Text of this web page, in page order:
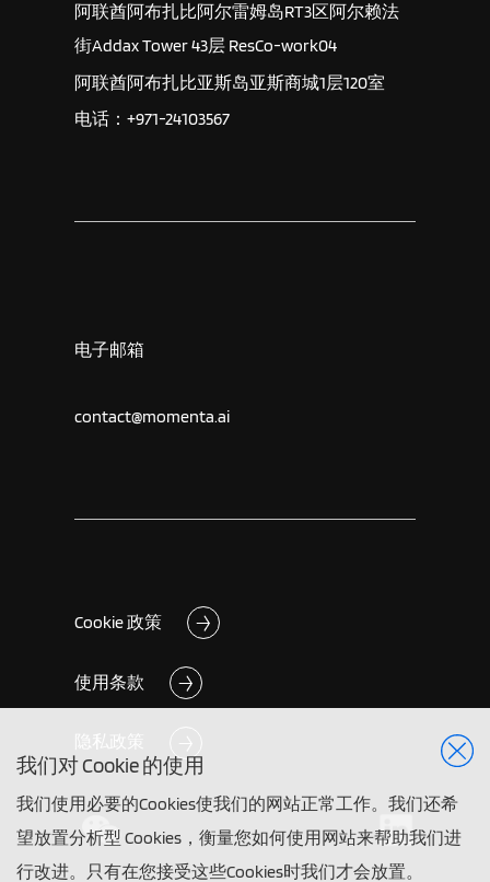
我们对 Cookie 的使用
我们使用必要的Cookies使我们的网站正常工作。我们还希
望放置分析型 Cookies，衡量您如何使用网站来帮助我们进
行改进。只有在您接受这些Cookies时我们才会放置。
阿联酋阿布扎比阿尔雷姆岛RT3区阿尔赖法
街Addax Tower 43层 ResCo-work04
阿联酋阿布扎比亚斯岛亚斯商城1层120室
电话：+971-24103567
电子邮箱
contact@momenta.ai
Cookie 政策
使用条款
隐私政策